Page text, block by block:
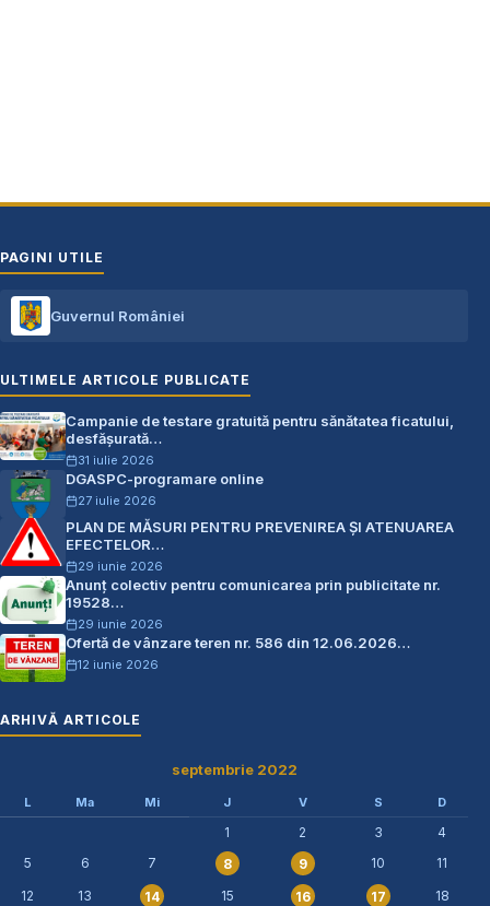
PAGINI UTILE
Guvernul României
ULTIMELE ARTICOLE PUBLICATE
Campanie de testare gratuită pentru sănătatea ficatului,
desfășurată…
31 iulie 2026
DGASPC-programare online
27 iulie 2026
PLAN DE MĂSURI PENTRU PREVENIREA ŞI ATENUAREA
EFECTELOR…
29 iunie 2026
Anunț colectiv pentru comunicarea prin publicitate nr.
19528…
29 iunie 2026
Ofertă de vânzare teren nr. 586 din 12.06.2026…
12 iunie 2026
ARHIVĂ ARTICOLE
septembrie 2022
L Ma Mi J V S D
1 2 3
4
5
6 7 8 9 10
11
12
13 14 15 16 17
18